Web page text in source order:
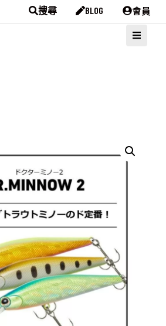
搜尋 BLOG 會員